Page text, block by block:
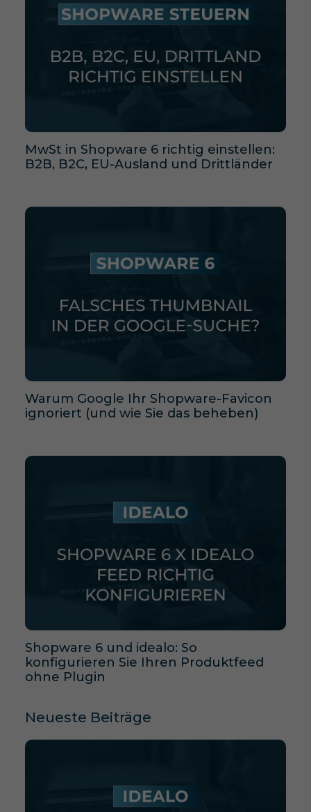
MwSt in Shopware 6 richtig einstellen:
B2B, B2C, EU-Ausland und Drittländer
Warum Google Ihr Shopware-Favicon
ignoriert (und wie Sie das beheben)
Shopware 6 und idealo: So
konfigurieren Sie Ihren Produktfeed
ohne Plugin
Neueste Beiträge